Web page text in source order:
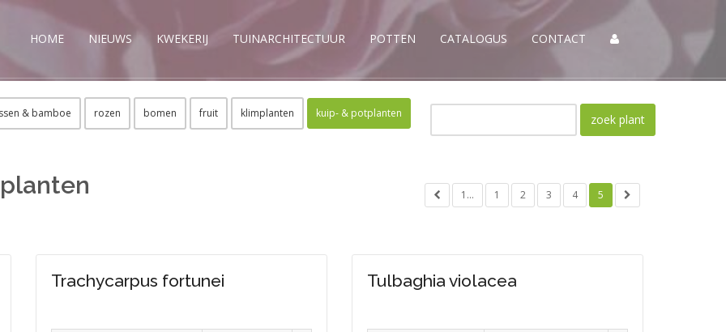
HOME NIEUWS KWEKERIJ TUINARCHITECTUUR POTTEN CATALOGUS CONTACT
& bamboe rozen bomen fruit klimplanten kuip- & potplanten
planten 1... 1 2 3 4 5
Trachycarpus fortunei Tulbaghia violacea